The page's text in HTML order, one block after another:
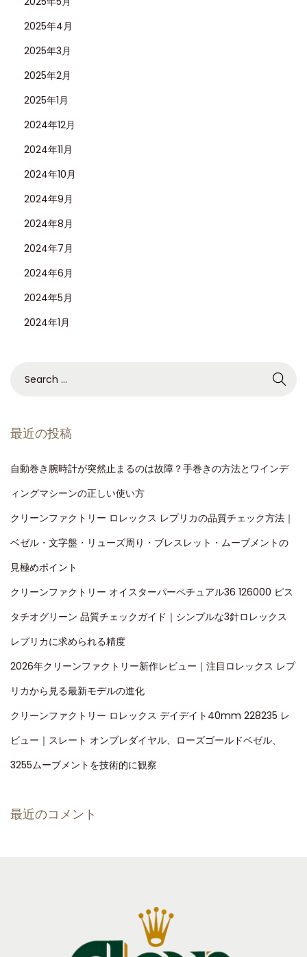
2025年4月
2025年3月
2025年2月
2025年1月
2024年12月
2024年11月
2024年10月
2024年9月
2024年8月
2024年7月
2024年6月
2024年5月
2024年1月
最近の投稿
自動巻き腕時計が突然止まるのは故障？手巻きの方法とワインデ
ィングマシーンの正しい使い方
クリーンファクトリー ロレックス レプリカの品質チェック方法｜
ベゼル・文字盤・リューズ周り・ブレスレット・ムーブメントの
見極めポイント
クリーンファクトリー オイスターパーペチュアル36 126000 ピス
タチオグリーン 品質チェックガイド｜シンプルな3針ロレックス
レプリカに求められる精度
2026年クリーンファクトリー新作レビュー｜注目ロレックス レプ
リカから見る最新モデルの進化
クリーンファクトリー ロレックス デイデイト40mm 228235 レ
ビュー｜スレート オンブレダイヤル、ローズゴールドベゼル、
3255ムーブメントを技術的に観察
最近のコメント